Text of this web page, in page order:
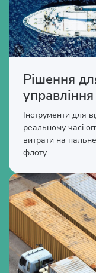
Рішення
Інструменти для
реальному часі
витрати на
флоту.